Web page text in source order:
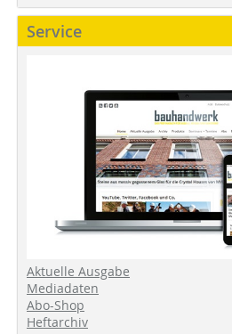
Service
Aktuelle Ausgabe
Mediadaten
Abo-Shop
Heftarchiv